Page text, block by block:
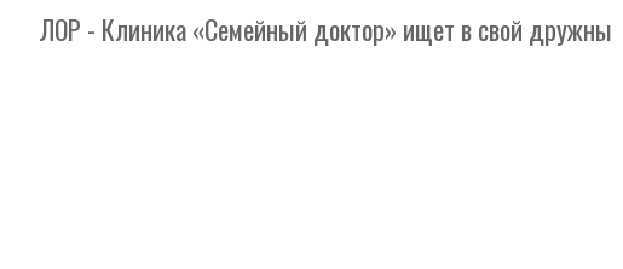
ЛОР - Клиника «Семейный доктор» ищет в свой дружный